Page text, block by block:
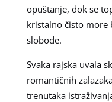
opuštanje, dok se
kristalno čisto more
slobode.
Svaka rajska uvala
romantičnih
trenutaka